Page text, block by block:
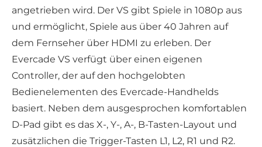
angetrieben wird. Der VS gibt Spiele in 1080p aus
und ermöglicht, Spiele aus über 40 Jahren auf
dem Fernseher über HDMI zu erleben. Der
Evercade VS verfügt über einen eigenen
Controller, der auf den hochgelobten
Bedienelementen des Evercade-Handhelds
basiert. Neben dem ausgesprochen komfortablen
D-Pad gibt es das X-, Y-, A-, B-Tasten-Layout und
zusätzlichen die Trigger-Tasten L1, L2, R1 und R2.